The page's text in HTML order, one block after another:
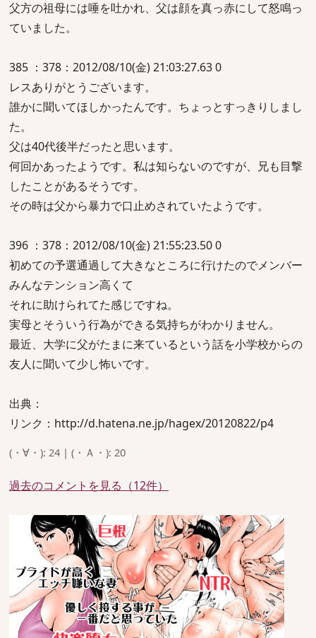
父方の祖母には唾を吐かれ、父は顔を真っ赤にして怒鳴っ
ていました。
385 ：378：2012/08/10(金) 21:03:27.63 0
レスありがとうございます。
誰かに聞いてほしかったんです。ちょっとすっきりしまし
た。
父は40代後半だったと思います。
何回かあったようです。私は知らないのですが、兄も目撃
したことがあるそうです。
その時は父から暴力で口止めされていたようです。
396 ：378：2012/08/10(金) 21:55:23.50 0
初めての予選通過して大きなところに行けたのでメンバー
みんなテンション高くて
それに助けられてた感じですね。
実母とそういう行為ができる気持ちがわかりません。
最近、大学に父がたまに来ているという話を小学校からの
友人に聞いて少し怖いです。
出典：
リンク：http://d.hatena.ne.jp/hagex/20120822/p4
(・∀・): 24 | (・Ａ・): 20
過去のコメントを見る（12件）